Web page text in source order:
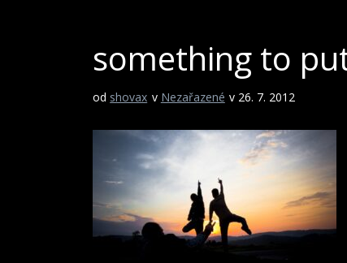
something to
od shovax v Nezařazené v 26. 7. 2012